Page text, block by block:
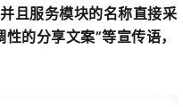
并且服务模块的名称直接采
的分享文案”等宣传语，